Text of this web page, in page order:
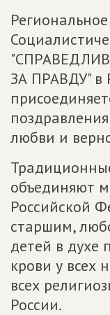
ЗА ПРАВДУ" в
любви и
объединяют
Российской
старшим,
детей в духе
крови у всех
всех
России.